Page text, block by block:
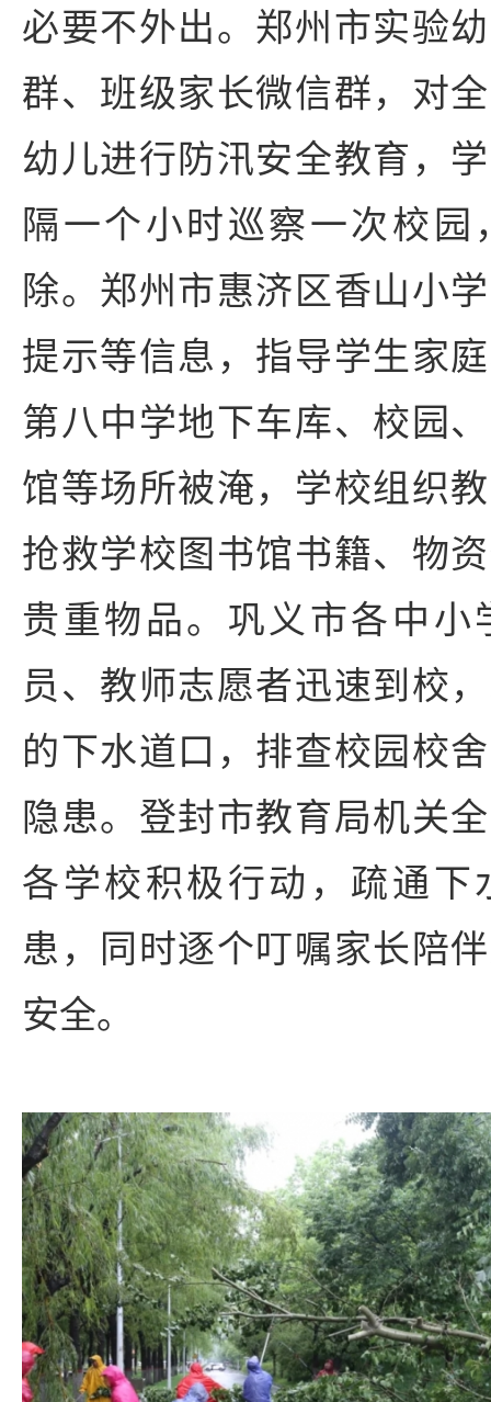
必要不外出。郑州市实验
群、班级家长微信群，对
幼儿进行防汛安全教育，
隔一个小时巡察一次校园
除。郑州市惠济区香山小
提示等信息，指导学生家
第八中学地下车库、校园
馆等场所被淹，学校组织
抢救学校图书馆书籍、物
贵重物品。巩义市各中小
员、教师志愿者迅速到校
的下水道口，排查校园校
隐患。登封市教育局机关
各学校积极行动，疏通下
患，同时逐个叮嘱家长陪
安全。